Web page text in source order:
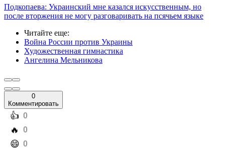
Подкопаева: Украинский мне казался искусственным, но
после вторжения не могу разговаривать на псячьем языке
Читайте еще:
Война России против Украины
Художественная гимнастика
Ангелина Мельникова
0
Комментировать
️👍 0
️🔥 0
️😄 0